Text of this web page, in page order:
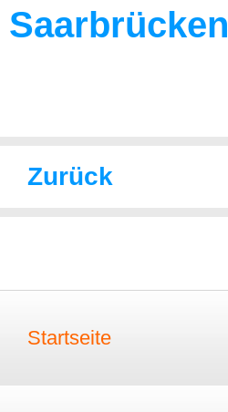
Saarbrücken
Zurück
Startseite